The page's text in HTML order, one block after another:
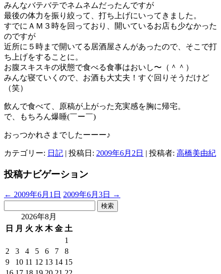
みんなバテバテでネムネムだったんですが
最後の体力を振り絞って、打ち上げにいってきました。
すでにＡＭ３時を回っており、開いているお店も少なかった
のですが
近所に５時まで開いてる居酒屋さんがあったので、そこで打
ち上げをすることに。
お腹スキスキの状態で食べる食事はおいし〜（＾＾）
みんな寝ていくので、お酒も大丈夫！すぐ回りそうだけど
（笑）
飲んで食べて、原稿が上がった充実感を胸に帰宅。
で、もちろん爆睡(￣ー￣)
おっつかれさまでしたーーー♪
カテゴリー: 日記 | 投稿日: 2009年6月2日 | 投稿者: 高橋美由紀
投稿ナビゲーション
← 2009年6月1日 2009年6月3日
→
2026年8月
日
月 火 水 木 金 土
1
2
3 4 5 6 7
8
9
10 11 12 13 14 15